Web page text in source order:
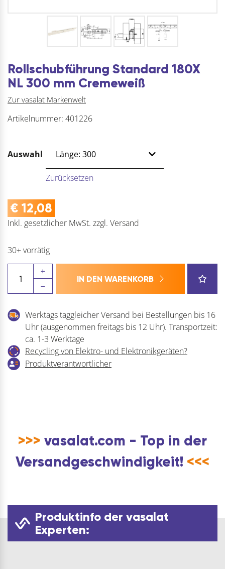
Rollschubführung Standard 180X
NL 300 mm Cremeweiß
Zur vasalat Markenwelt
Artikelnummer: 401226
Auswahl
Zurücksetzen
€ 12,08
Inkl. gesetzlicher MwSt. zzgl. Versand
30+ vorrätig
Rollschubführung
Standard
Teilauszug
weiß
Menge
IN DEN WARENKORB
Werktags taggleicher Versand bei Bestellungen bis 16
Uhr (ausgenommen freitags bis 12 Uhr). Transportzeit:
ca. 1-3 Werktage
Recycling von Elektro- und Elektronikgeräten?
Produktverantwortlicher
>>> vasalat.com - Top in der
Versandgeschwindigkeit! <<<
Produktinfo der vasalat
Experten: